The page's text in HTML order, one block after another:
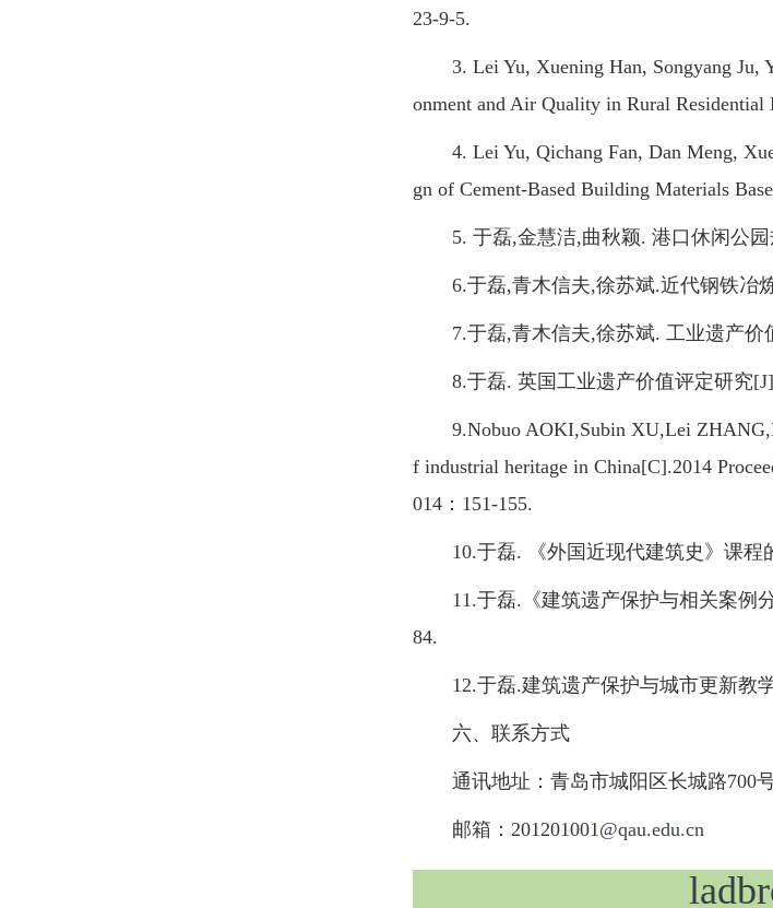
23-9-5.
3. Lei Yu, Xuening Han, Songyang Ju,
onment and Air Quality in Rural
4. Lei Yu, Qichang Fan, Dan Meng, Xue
gn of Cement-Based Building Materials
5. 于磊,金慧洁,曲秋颖. 港口休闲公园
6.于磊,青木信夫,徐苏斌.近代钢铁冶炼
7.于磊,青木信夫,徐苏斌. 工业遗产价
8.于磊. 英国工业遗产价值评定研究[J].
9.Nobuo AOKI,Subin XU,Lei
f industrial heritage in China[C].2014
014：151-155.
10.于磊. 《外国近现代建筑史》课程
11.于磊.《建筑遗产保护与相关案例分
84.
12.于磊.建筑遗产保护与城市更新教学
六、联系方式
通讯地址：青岛市城阳区长城路700号
邮箱：201201001 @qau.edu.cn